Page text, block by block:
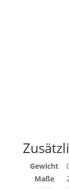
Gewicht
Maße